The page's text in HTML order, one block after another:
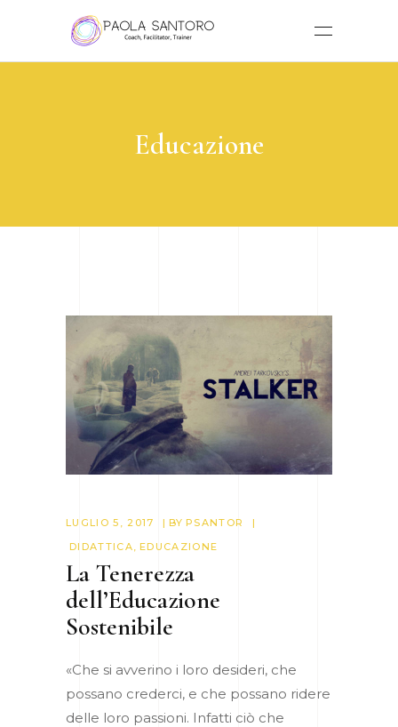
Educazione
LUGLIO 5, 2017 BYPSANTOR
DIDATTICA, EDUCAZIONE
La Tenerezza
dell’Educazione
Sostenibile
«Che si avverino i loro desideri, che
possano crederci, e che possano ridere
delle loro passioni. Infatti ciò che